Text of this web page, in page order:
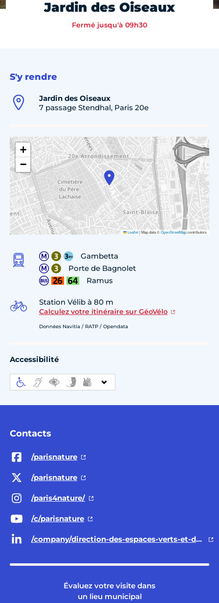
Jardin des Oiseaux
Fermé jusqu'à 09h30
S'y rendre
Jardin des Oiseaux
7 passage Stendhal, Paris 20e
+
−
Leaflet|Map data ©OpenStreetMapcontributors
Gambetta
Porte de Bagnolet
Ramus
Station Vélib à 80 m
Calculez votre itinéraire sur GéoVélo
Données Navitia / RATP / Opendata
Accessibilité
Contacts
/parisnature
/parisnature
/paris4nature/
/c/parisnature
/company/direction-des-espaces-verts-et-de-l-environnement-ville-de-paris/
Évaluez votre visite dans
un lieu municipal